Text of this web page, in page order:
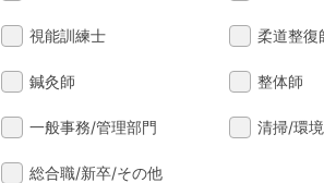
視能訓練士 柔道整復
鍼灸師 整体師
一般事務/管理部門 清掃/環
総合職/新卒/その他